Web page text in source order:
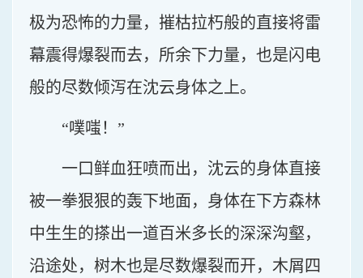
极为恐怖的力量，摧枯拉朽般的直接将雷
幕震得爆裂而去，所余下力量，也是闪电
般的尽数倾泻在沈云身体之上。
“噗嗤！”
一口鲜血狂喷而出，沈云的身体直接
被一拳狠狠的轰下地面，身体在下方森林
中生生的搽出一道百米多长的深深沟壑，
沿途处，树木也是尽数爆裂而开，木屑四